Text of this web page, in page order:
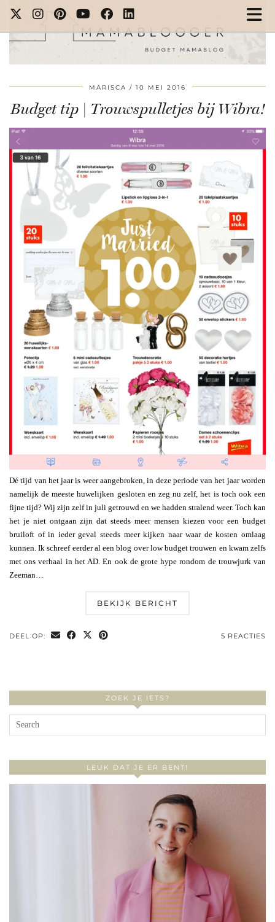
MARISCA 10 MEI 2016
Budget tip | Trouwspulletjes bij Wibra!
Dé tijd van het jaar is weer aangebroken, in deze periode van het jaar worden
namelijk de meeste huwelijken gesloten en zeg nu zelf, het is toch ook een
fijne tijd? Wij zijn zelf in juli getrouwd en we hadden stralend weer. Toch kan
het je niet ontgaan zijn dat steeds meer mensen kiezen voor een budget
bruiloft of in ieder geval steeds meer kijken naar waar de kosten omlaag
kunnen. Ik schreef eerder al een blog over low budget trouwen en kwam zelfs
met ons verhaal in het AD. En ook de grote hype rondom de trouwjurk van
Zeeman…
BEKIJK BERICHT
DEEL OP: 5 REACTIES
ZOEK JE IETS?
LEUK DAT JE ER BENT!